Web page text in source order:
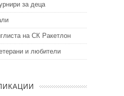
за деца
на СК Ракетлон
и любители